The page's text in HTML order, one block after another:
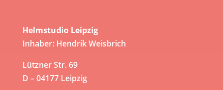
Helmstudio Leipzig
Inhaber: Hendrik Weisbrich
Lützner Str. 69
D – 04177 Leipzig